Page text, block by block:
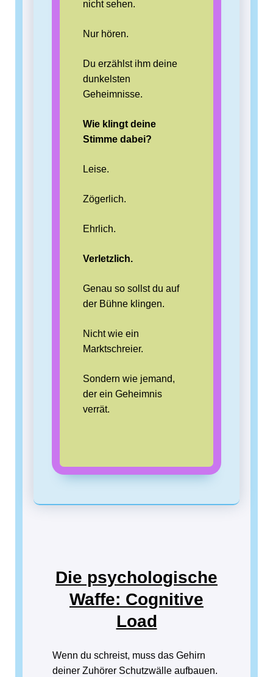
nicht sehen.
Nur hören.
Du erzählst ihm deine
dunkelsten
Geheimnisse.
Wie klingt deine
Stimme dabei?
Leise.
Zögerlich.
Ehrlich.
Verletzlich.
Genau so sollst du auf
der Bühne klingen.
Nicht wie ein
Marktschreier.
Sondern wie jemand,
der ein Geheimnis
verrät.
Die psychologische
Waffe: Cognitive
Load
Wenn du schreist, muss das Gehirn
deiner Zuhörer Schutzwälle aufbauen.